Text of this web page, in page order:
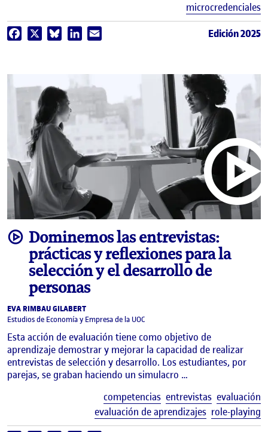
microcredenciales
Facebook BlueskyLinkedIn Edición 2025
videoDominemos las entrevistas:
prácticas y reflexiones para la
selección y el desarrollo de
personas
EVA RIMBAU GILABERT
Estudios de Economía y Empresa de la UOC
Esta acción de evaluación tiene como objetivo de
aprendizaje demostrar y mejorar la capacidad de realizar
entrevistas de selección y desarrollo. Los estudiantes, por
parejas, se graban haciendo un simulacro …
competencias entrevistas evaluación
evaluación de aprendizajes role-playing